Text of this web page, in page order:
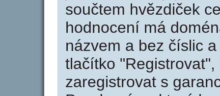
součtem hvězdiček
hodnocení má
názvem a bez číslic
tlačítko
zaregistrovat s